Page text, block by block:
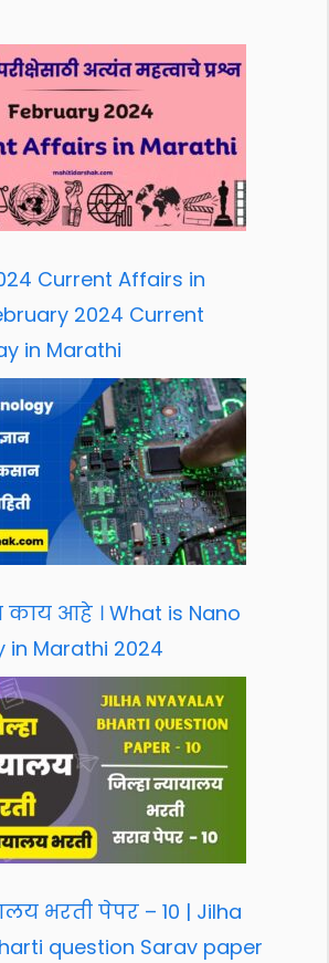
Current Affairs in
2024 Current
in Marathi
काय आहे । What is Nano
in Marathi 2024
भरती पेपर – 10 | Jilha
question Sarav paper